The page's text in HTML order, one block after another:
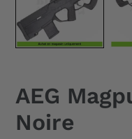
AEG
Noire